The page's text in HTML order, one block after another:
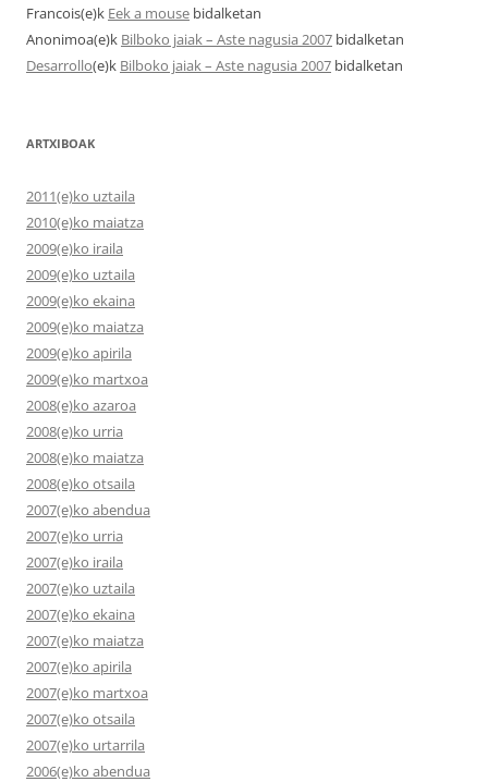
Francois(e)k Eek a mouse bidalketan
Anonimoa(e)k Bilboko jaiak – Aste nagusia 2007 bidalketan
Desarrollo(e)k Bilboko jaiak – Aste nagusia 2007 bidalketan
ARTXIBOAK
2011(e)ko uztaila
2010(e)ko maiatza
2009(e)ko iraila
2009(e)ko uztaila
2009(e)ko ekaina
2009(e)ko maiatza
2009(e)ko apirila
2009(e)ko martxoa
2008(e)ko azaroa
2008(e)ko urria
2008(e)ko maiatza
2008(e)ko otsaila
2007(e)ko abendua
2007(e)ko urria
2007(e)ko iraila
2007(e)ko uztaila
2007(e)ko ekaina
2007(e)ko maiatza
2007(e)ko apirila
2007(e)ko martxoa
2007(e)ko otsaila
2007(e)ko urtarrila
2006(e)ko abendua